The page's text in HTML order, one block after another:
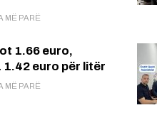
MË PARË
1.66 euro,
1.42 euro për litër
MË PARË